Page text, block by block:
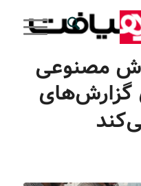
مصنوعی
گزارش‌های